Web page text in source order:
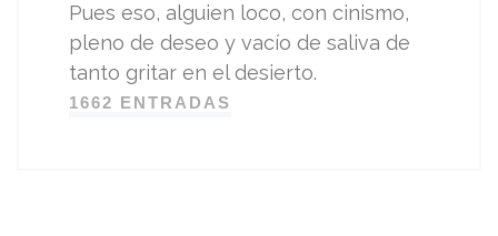
Pues eso, alguien loco, con cinismo,
pleno de deseo y vacío de saliva de
tanto gritar en el desierto.
1662 ENTRADAS